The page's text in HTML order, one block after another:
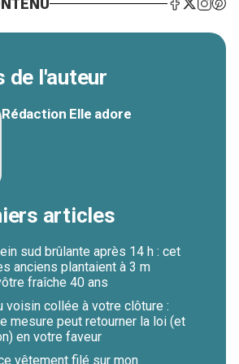
de l'auteur
Rédaction Elle adore
articles
sud brûlante après 14 h : cet
anciens plantaient à 3 m
fraîche 40 ans
voisin collée à votre clôture :
mesure peut retourner la loi (et
en votre faveur
vêtement filé sur mon